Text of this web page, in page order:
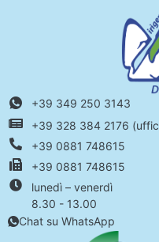
+39 349 250 3143
+39 328 384 2176
+39 0881 748615
+39 0881 748615
lunedì – venerdì
8.30 - 13.00
Chat su WhatsApp